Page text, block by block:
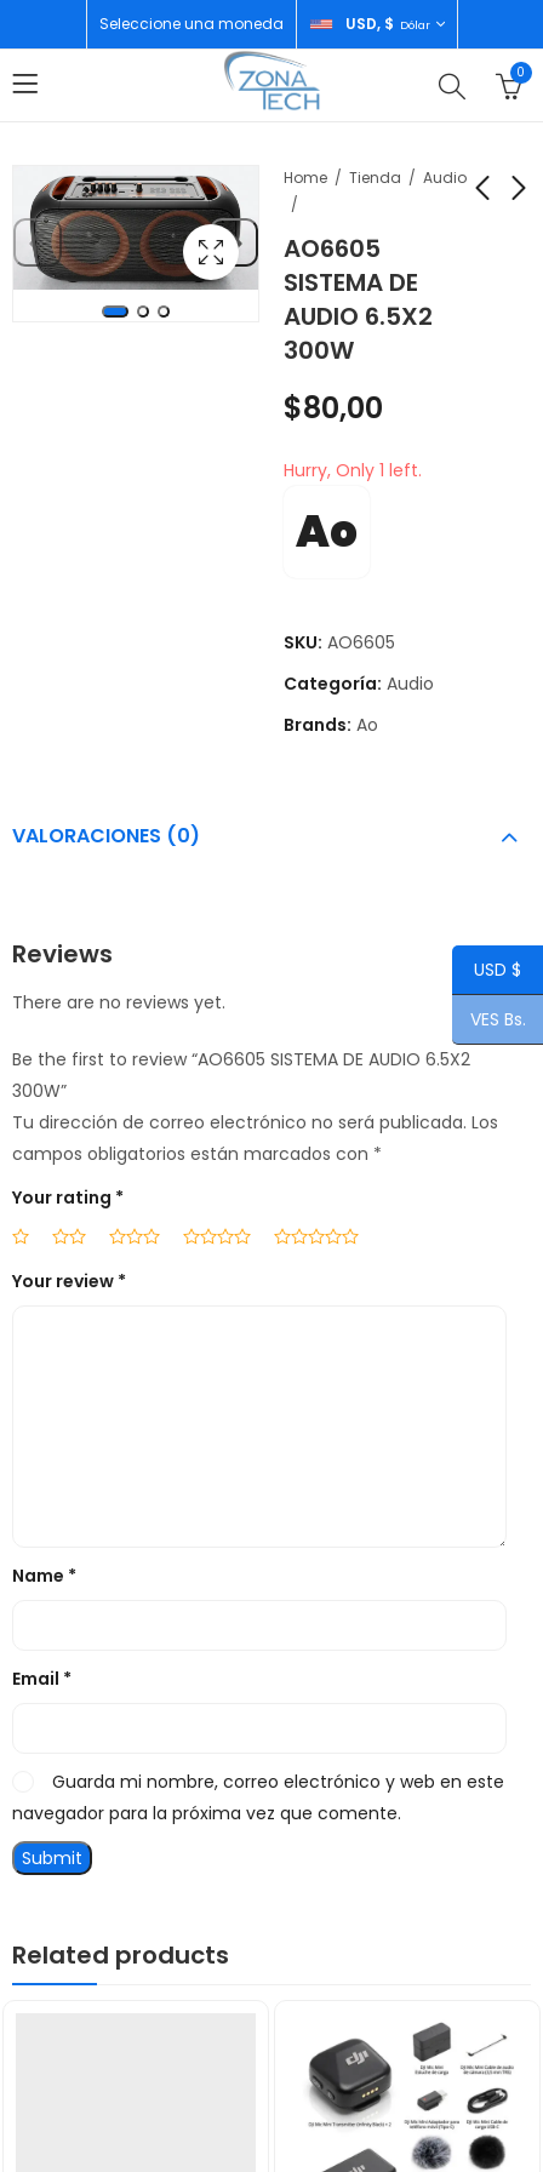
Seleccione una moneda USD, $ Dólar
0
Home Tienda Audio
AO6605
SISTEMA DE
AUDIO 6.5X2
300W
WATCH FIT 3 PINK
$120,00
PLAYSTATION PS5
RED CFI-ZCT1W
$92,00
$80,00
Hurry, Only 1 left.
Ao
SKU: AO6605
Categoría: Audio
Brands: Ao
VALORACIONES (0)
Reviews
There are no reviews yet.
Be the first to review “AO6605 SISTEMA DE AUDIO 6.5X2
300W”
Tu dirección de correo electrónico no será publicada. Los
campos obligatorios están marcados con *
Your rating *
Your review *
Name *
Email *
Guarda mi nombre, correo electrónico y web en este
navegador para la próxima vez que comente.
Related products
USD $
VES Bs.